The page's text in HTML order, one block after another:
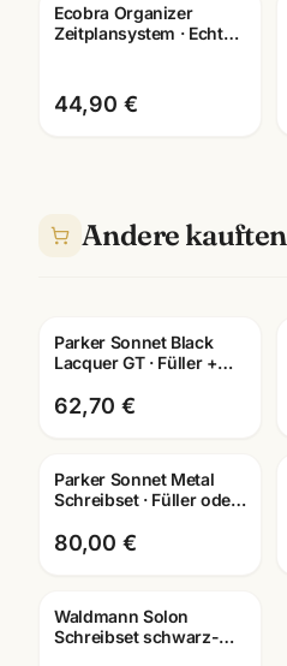
Ecobra Organizer
Zeitplansystem · Echtes
44,90 €
Andere
Gravur
Parker Sonnet Black
Lacquer GT · Füller +
· Schreibset
62,70 €
Gravur
Parker Sonnet Metal
Schreibset · Füller oder
Lasergravur
80,00 €
Gravur
Waldmann Solon
Schreibset schwarz-